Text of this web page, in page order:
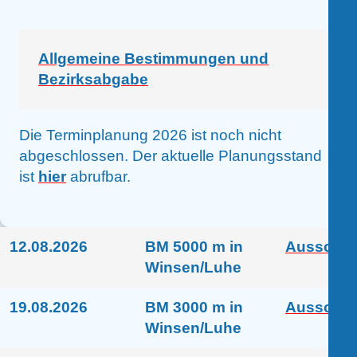
Allgemeine Bestimmungen und
Bezirksabgabe
Die Terminplanung 2026 ist noch nicht
abgeschlossen. Der aktuelle Planungsstand
ist hierabrufbar.
12.08.2026
BM 5000 m in
Winsen/Luhe
19.08.2026
BM 3000 m in
Winsen/Luhe